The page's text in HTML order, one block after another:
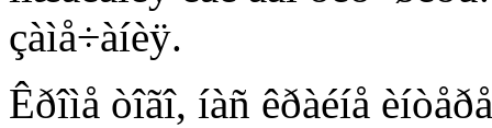
çàìå÷àíèÿ.
Êðîìå òîãî, íàñ êðàéíå